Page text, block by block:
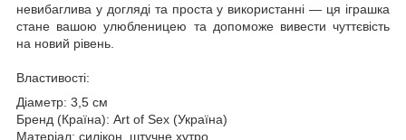
невибаглива у догляді та проста у використанні — ця іграшка
стане вашою улюбленицею та допоможе вивести чуттєвість
на новий рівень.
Властивості:
Діаметр: 3,5 см
Бренд (Країна): Art of Sex (Україна)
Матеріал: силікон, штучне хутро